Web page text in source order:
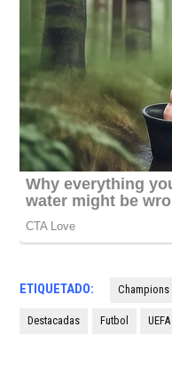
ETIQUETADO: Champions
Destacadas Futbol